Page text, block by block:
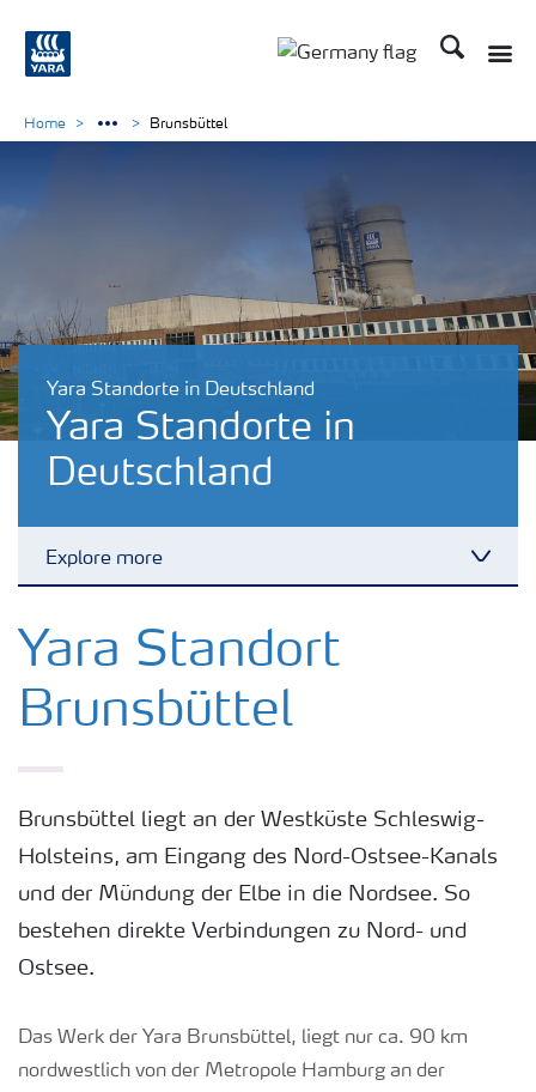
Suchen
Yara Standorte in Deutschland
Yara Standorte in
Deutschland
Explore more
Yara Deutschland
Wo wir arbeiten
Karriere
Home Brunsbüttel
Yara Standort
Brunsbüttel
Brunsbüttel liegt an der Westküste Schleswig-
Holsteins, am Eingang des Nord-Ostsee-Kanals
und der Mündung der Elbe in die Nordsee. So
bestehen direkte Verbindungen zu Nord- und
Ostsee.
Das Werk der Yara Brunsbüttel, liegt nur ca. 90 km
nordwestlich von der Metropole Hamburg an der